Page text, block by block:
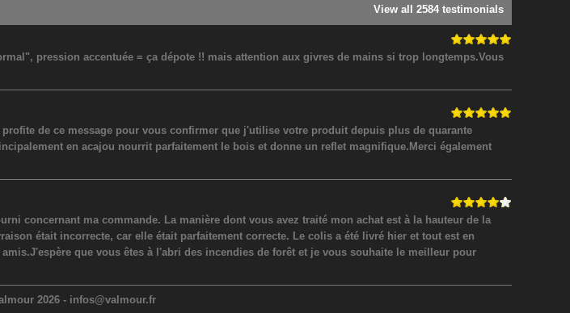
View all 2584 testimonials
pression accentuée = ça dépote !! mais attention aux givres de mains si trop longtemps.Vous
de ce message pour vous confirmer que j'utilise votre produit depuis plus de quarante
en acajou nourrit parfaitement le bois et donne un reflet magnifique.Merci également
concernant ma commande. La manière dont vous avez traité mon achat est à la hauteur de la
était incorrecte, car elle était parfaitement correcte. Le colis a été livré hier et tout est en
que vous êtes à l'abri des incendies de forêt et je vous souhaite le meilleur pour
2026 - infos@valmour.fr